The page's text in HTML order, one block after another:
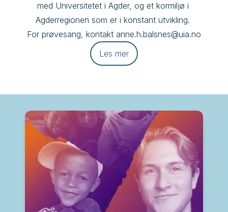
med Universitetet i Agder, og et kormiljø i
Agderregionen som er i konstant utvikling.
For prøvesang, kontakt anne.h.balsnes@uia.no
Les mer